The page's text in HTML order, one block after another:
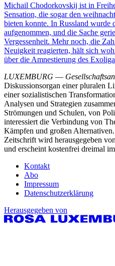
Michail Chodorkovskij ist in
Sensation, die sogar den
bieten konnte. In Russland wurde
aufgenommen, und die Sache
Vergessenheit. Mehr noch, die
Neuigkeit reagierten, hält sich
über die Amnestierung des
LUXEMBURG —
Diskussionsorgan einer pluralen
einer sozialistischen
Analysen und Strategien
Strömungen und Schulen, von
interessiert die Verbindung von
Kämpfen und großen
Zeitschrift wird herausgegeben
und erscheint kostenfrei dreimal
Kontakt
Abo
Impressum
Datenschutzerklärung
Herausgegeben von